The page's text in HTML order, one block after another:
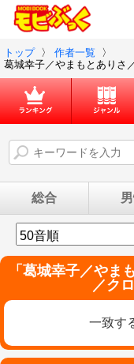
トップ 〉 作者一覧
〉
葛城幸子／やまもとありさ
総合
「 葛城幸子／やま
／ク
一致す